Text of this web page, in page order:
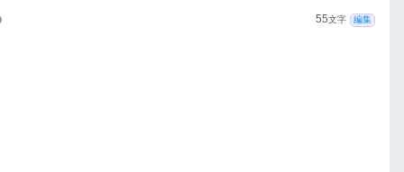
55文字 編集